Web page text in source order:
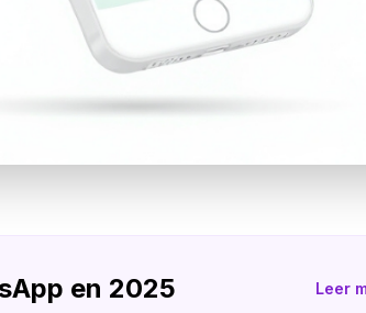
en 2025 Leer